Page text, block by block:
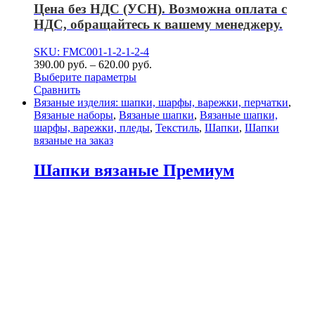
Цена без НДС (УСН). Возможна оплата с
НДС, обращайтесь к вашему менеджеру.
SKU: FMC001-1-2-1-2-4
390.00 руб. – 620.00 руб.
Выберите параметры
Сравнить
Вязаные изделия: шапки, шарфы, варежки, перчатки,
Вязаные наборы, Вязаные шапки, Вязаные шапки,
шарфы, варежки, пледы, Текстиль, Шапки, Шапки
вязаные на заказ
Шапки вязаные Премиум